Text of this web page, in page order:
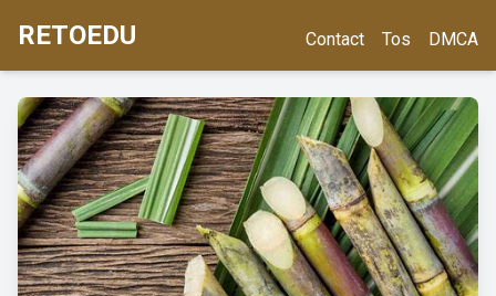
RETOEDU Contact Tos DMCA